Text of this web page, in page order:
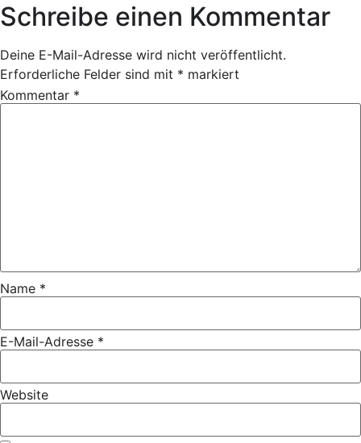
Schreibe einen Kommentar
Deine E-Mail-Adresse wird nicht veröffentlicht.
Erforderliche Felder sind mit * markiert
Kommentar *
Name *
E-Mail-Adresse *
Website